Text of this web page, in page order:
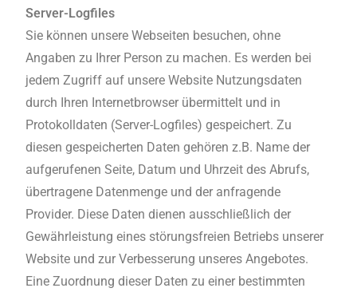
Server-Logfiles
Sie können unsere Webseiten besuchen, ohne
Angaben zu Ihrer Person zu machen. Es werden bei
jedem Zugriff auf unsere Website Nutzungsdaten
durch Ihren Internetbrowser übermittelt und in
Protokolldaten (Server-Logfiles) gespeichert. Zu
diesen gespeicherten Daten gehören z.B. Name der
aufgerufenen Seite, Datum und Uhrzeit des Abrufs,
übertragene Datenmenge und der anfragende
Provider. Diese Daten dienen ausschließlich der
Gewährleistung eines störungsfreien Betriebs unserer
Website und zur Verbesserung unseres Angebotes.
Eine Zuordnung dieser Daten zu einer bestimmten